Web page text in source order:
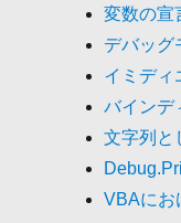
変数の宣
デバッグ
イミディ
バインデ
文字列と
VBAにお